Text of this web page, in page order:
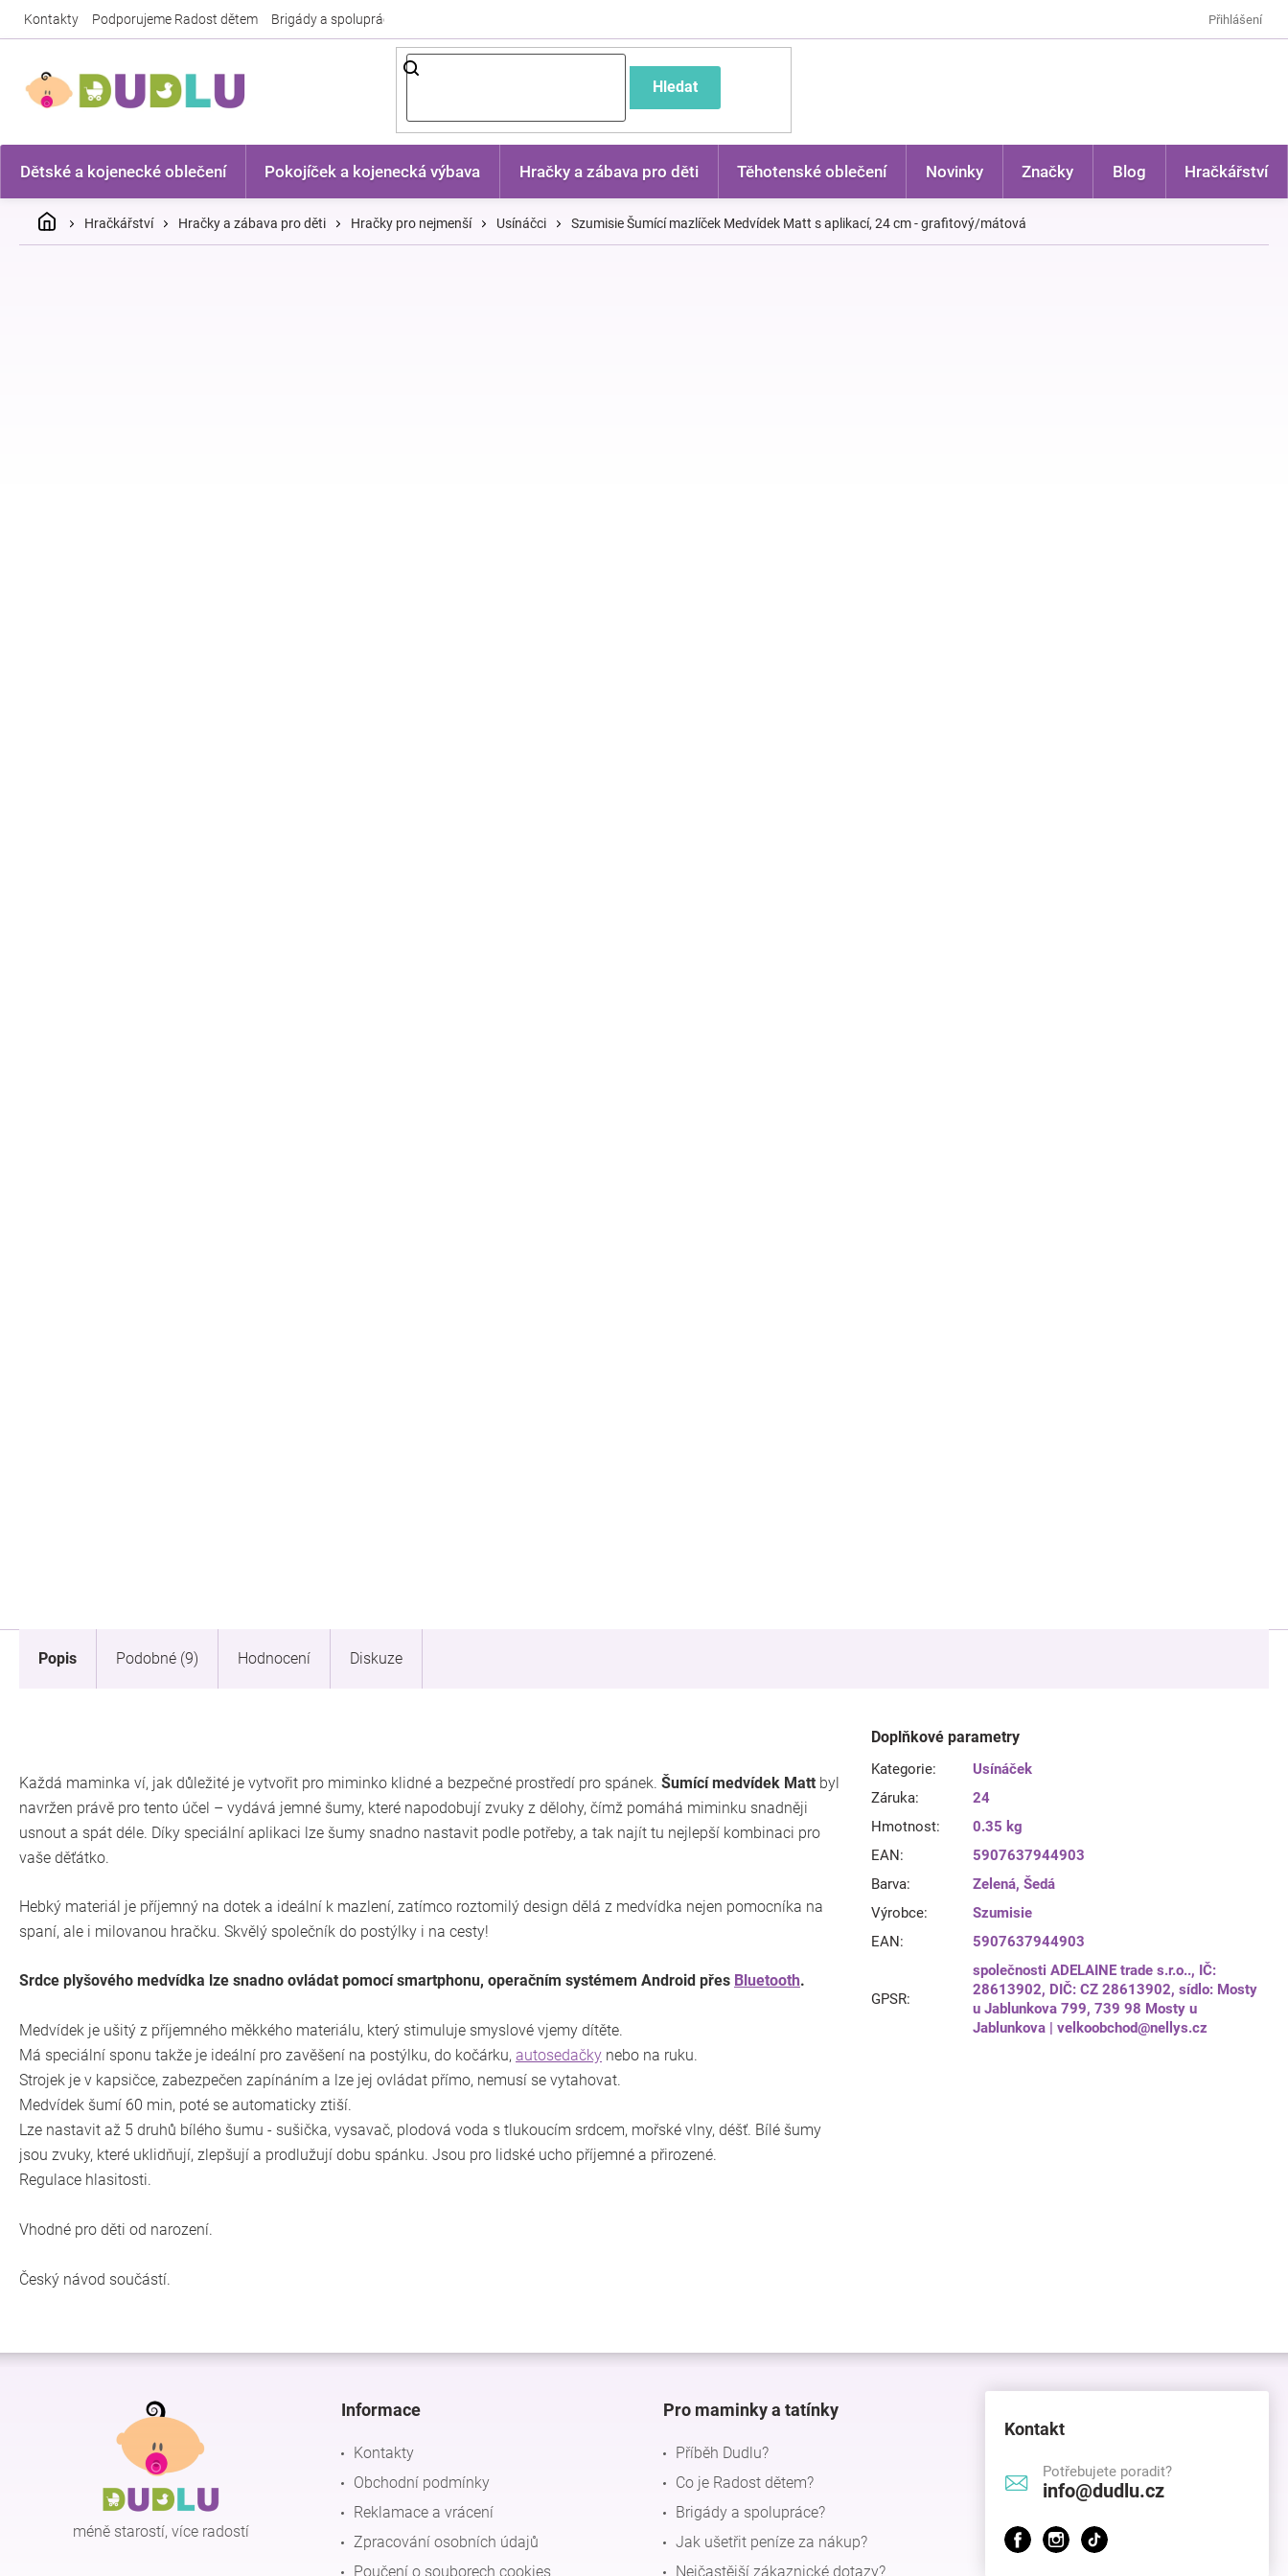
Kontakty Podporujeme Radost dětem Brigády a spolupráce Přihlášení
Hledat
Dětské a kojenecké oblečení Pokojíček a kojenecká výbava Hračky a zábava pro děti Těhotenské oblečení Novinky Značky Blog Hračkářství
DomůHračkářství Hračky a zábava pro děti Hračky pro nejmenší Usínáčci Szumisie Šumící mazlíček Medvídek Matt s aplikací, 24 cm - grafitový/mátová
Popis Podobné (9) Hodnocení Diskuze
Každá maminka ví, jak důležité je vytvořit pro miminko klidné a bezpečné prostředí pro spánek. Šumící medvídek Matt byl
navržen právě pro tento účel – vydává jemné šumy, které napodobují zvuky z dělohy, čímž pomáhá miminku snadněji
usnout a spát déle. Díky speciální aplikaci lze šumy snadno nastavit podle potřeby, a tak najít tu nejlepší kombinaci pro
vaše děťátko.
Hebký materiál je příjemný na dotek a ideální k mazlení, zatímco roztomilý design dělá z medvídka nejen pomocníka na
spaní, ale i milovanou hračku. Skvělý společník do postýlky i na cesty!
Srdce plyšového medvídka lze snadno ovládat pomocí smartphonu, operačním systémem Android přes Bluetooth.
Medvídek je ušitý z příjemného měkkého materiálu, který stimuluje smyslové vjemy dítěte.
Má speciální sponu takže je ideální pro zavěšení na postýlku, do kočárku, autosedačky nebo na ruku.
Strojek je v kapsičce, zabezpečen zapínáním a lze jej ovládat přímo, nemusí se vytahovat.
Medvídek šumí 60 min, poté se automaticky ztiší.
Lze nastavit až 5 druhů bílého šumu - sušička, vysavač, plodová voda s tlukoucím srdcem, mořské vlny, déšť. Bílé šumy
jsou zvuky, které uklidňují, zlepšují a prodlužují dobu spánku. Jsou pro lidské ucho příjemné a přirozené.
Regulace hlasitosti.
Vhodné pro děti od narození.
Český návod součástí.
Doplňkové parametry
Kategorie:
Usínáček
Záruka:
24
Hmotnost:
0.35 kg
EAN:
5907637944903
Barva: Zelená,Šedá
Výrobce:
Szumisie
EAN: 5907637944903
GPSR:
společnosti ADELAINE trade s.r.o.., IČ:
28613902, DIČ: CZ 28613902, sídlo: Mosty
u Jablunkova 799, 739 98 Mosty u
Jablunkova | velkoobchod@nellys.cz
Z
méně starostí, více radostí
Informace
Kontakty
Obchodní podmínky
Reklamace a vrácení
Zpracování osobních údajů
Poučení o souborech cookies
Pro maminky a tatínky
Příběh Dudlu?
Co je Radost dětem?
Brigády a spolupráce?
Jak ušetřit peníze za nákup?
Nejčastější zákaznické dotazy?
Kontakt
Potřebujete poradit?
info@dudlu.cz